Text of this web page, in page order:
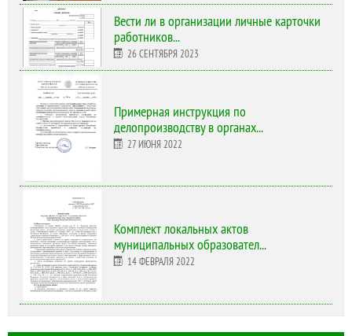
Вести ли в организации личные карточки
работников...
26 СЕНТЯБРЯ 2023
Примерная инструкция по
делопроизводству в органах...
27 ИЮНЯ 2022
Комплект локальных актов
муниципальных образовател...
14 ФЕВРАЛЯ 2022